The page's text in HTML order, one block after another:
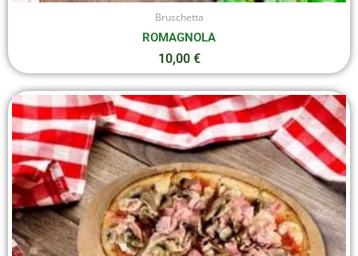
Bruschetta
ROMAGNOLA
10,00 €